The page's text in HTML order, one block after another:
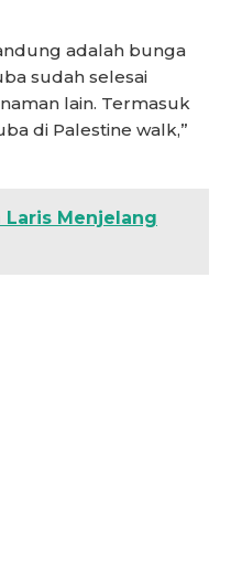
adalah bunga
sudah selesai
lain. Termasuk
di Palestine walk,”
Laris Menjelang